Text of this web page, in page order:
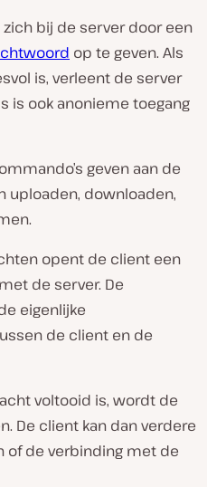
bij de server door een
op te geven. Als
is, verleent de server
is ook anonieme toegang
geven aan de
uploaden, downloaden,
opent de client een
de server. De
eigenlijke
de client en de
voltooid is, wordt de
De client kan dan verdere
of de verbinding met de